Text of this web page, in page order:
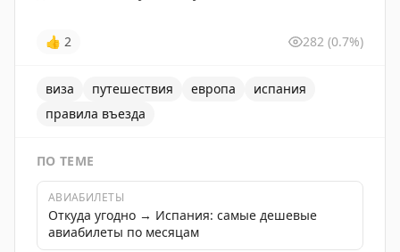
👍 2 282 (0.7%)
виза путешествия европа
испания
правила въезда
ПО ТЕМЕ
АВИАБИЛЕТЫ
Откуда угодно → Испания: самые дешевые
авиабилеты по месяцам